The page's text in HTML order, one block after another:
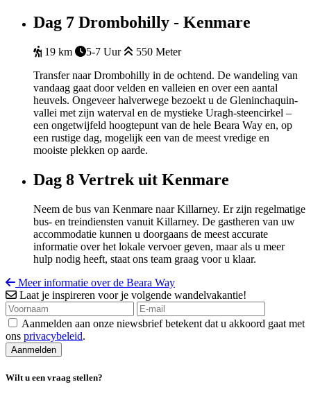
Dag 7 Drombohilly - Kenmare
19 km 5-7 Uur
550 Meter
Transfer naar Drombohilly in de ochtend. De wandeling van
vandaag gaat door velden en valleien en over een aantal
heuvels. Ongeveer halverwege bezoekt u de Gleninchaquin-
vallei met zijn waterval en de mystieke Uragh-steencirkel –
een ongetwijfeld hoogtepunt van de hele Beara Way en, op
een rustige dag, mogelijk een van de meest vredige en
mooiste plekken op aarde.
Dag 8 Vertrek uit Kenmare
Neem de bus van Kenmare naar Killarney. Er zijn regelmatige
bus- en treindiensten vanuit Killarney. De gastheren van uw
accommodatie kunnen u doorgaans de meest accurate
informatie over het lokale vervoer geven, maar als u meer
hulp nodig heeft, staat ons team graag voor u klaar.
Meer informatie over de Beara Way
Laat je inspireren voor je volgende wandelvakantie!
Aanmelden aan onze niewsbrief betekent dat u akkoord gaat met
ons privacybeleid.
Wilt u een vraag stellen?